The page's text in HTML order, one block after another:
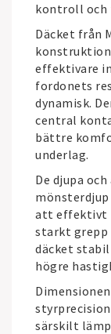
kontroll och
Däcket från
konstruktion
effektivare
fordonets
dynamisk.
central
bättre
underlag.
De djupa
mönsterdjup
att effektivt
starkt grepp
däcket
högre
särskilt